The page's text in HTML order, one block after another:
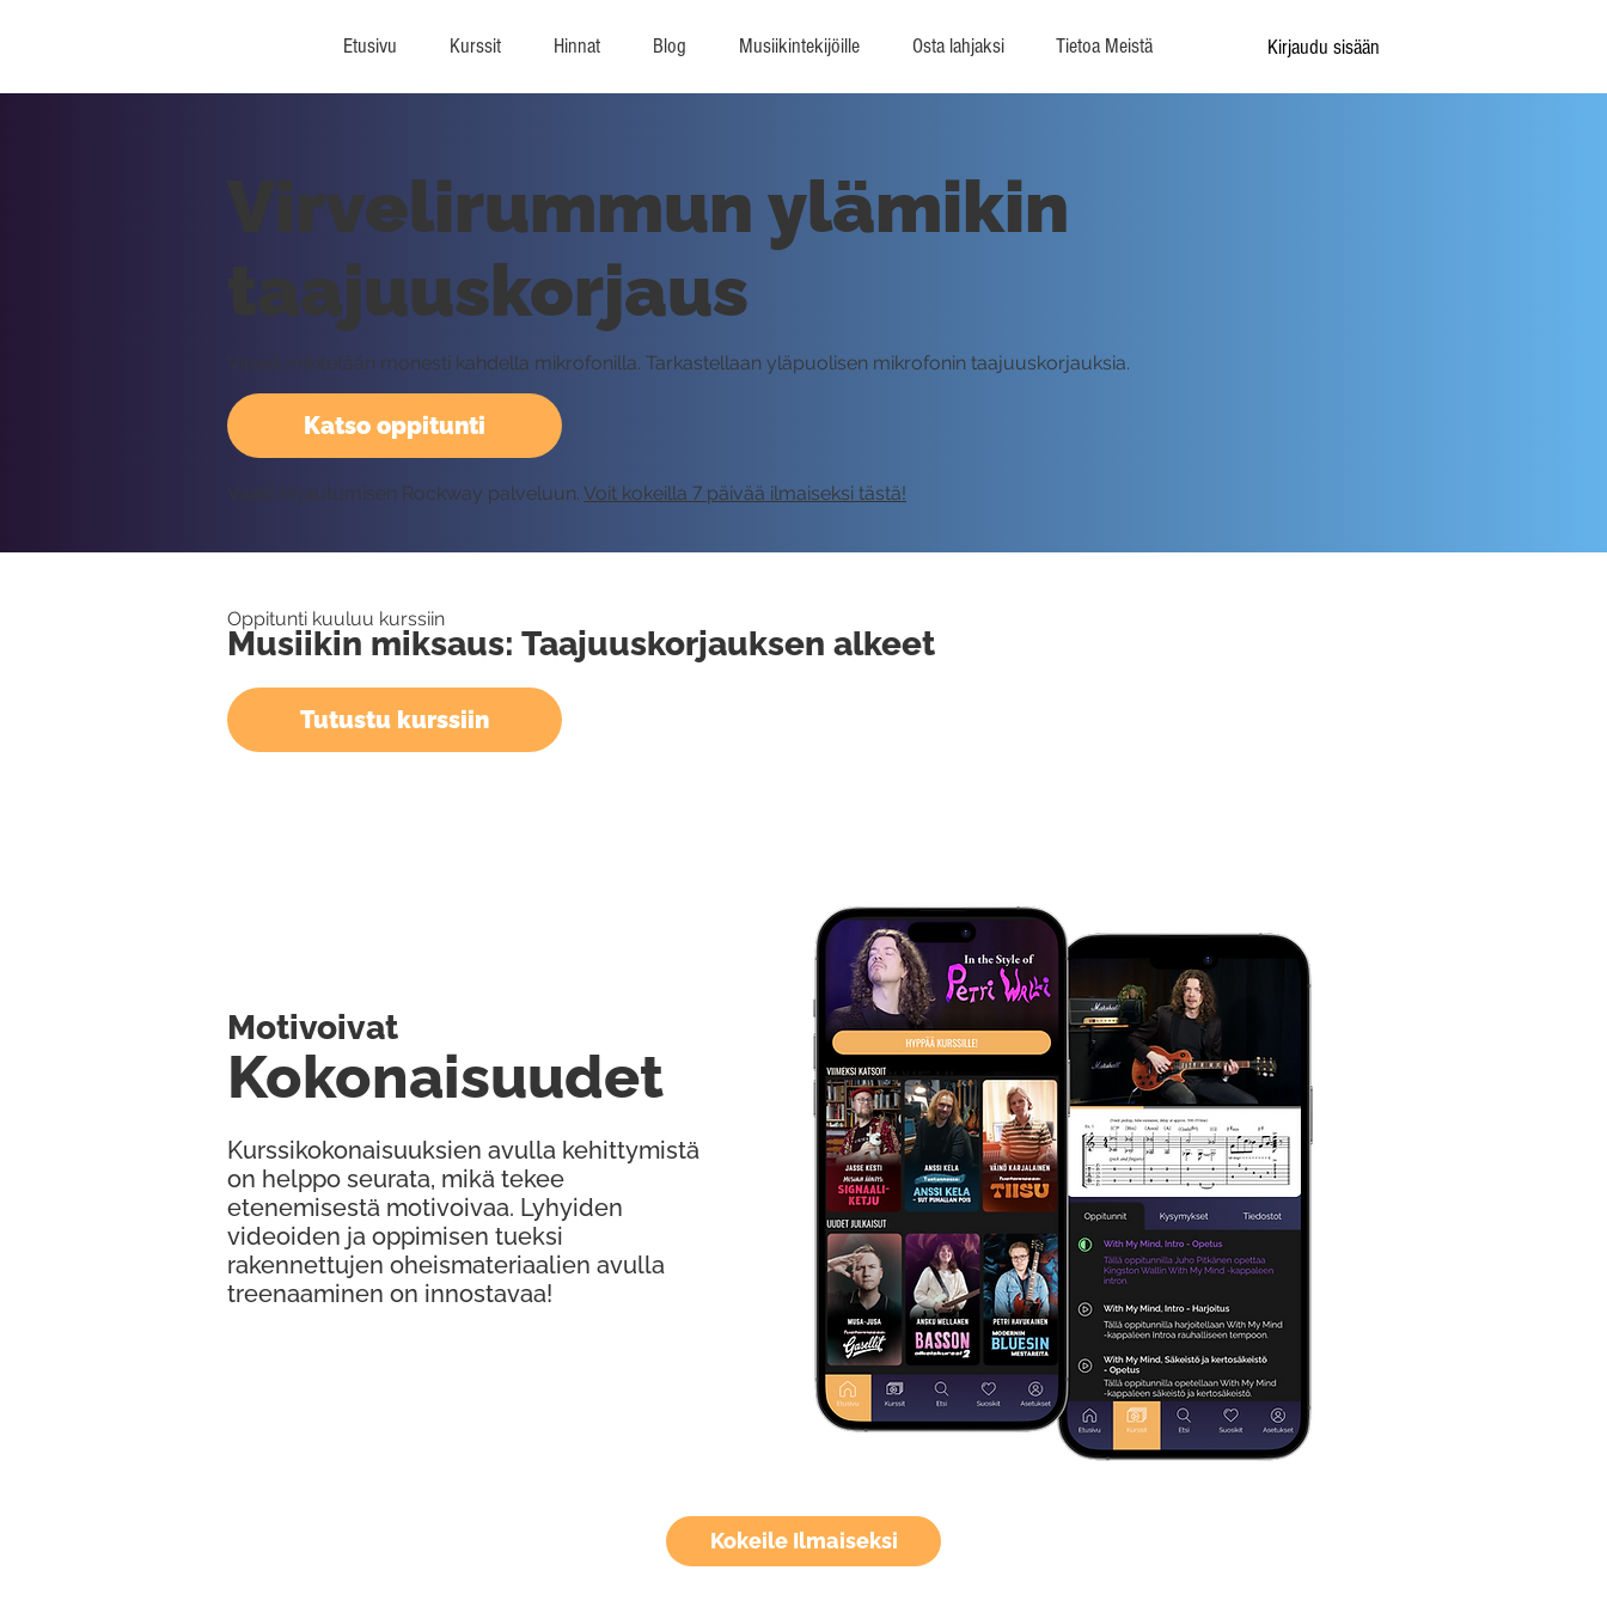
Etusivu Kurssit Hinnat Blog Musiikintekijöille Osta lahjaksi Tietoa Meistä Kirjaudu sisään
Kokeile Ilmaiseksi
Katso oppitunti
Virvelirummun ylämikin
taajuuskorjaus
Virveli mikitetään monesti kahdella mikrofonilla. Tarkastellaan yläpuolisen mikrofonin taajuuskorjauksia.
Vaatii kirjautumisen Rockway palveluun. Voit kokeilla 7 päivää ilmaiseksi tästä!
Oppitunti kuuluu kurssiin
Musiikin miksaus: Taajuuskorjauksen alkeet
Tutustu kurssiin
Kurssikokonaisuuksien avulla kehittymistä
on helppo seurata, mikä tekee
etenemisestä motivoivaa. Lyhyiden
videoiden ja oppimisen tueksi
rakennettujen oheismateriaalien avulla
treenaaminen on innostavaa!
Kokonaisuudet
Motivoivat